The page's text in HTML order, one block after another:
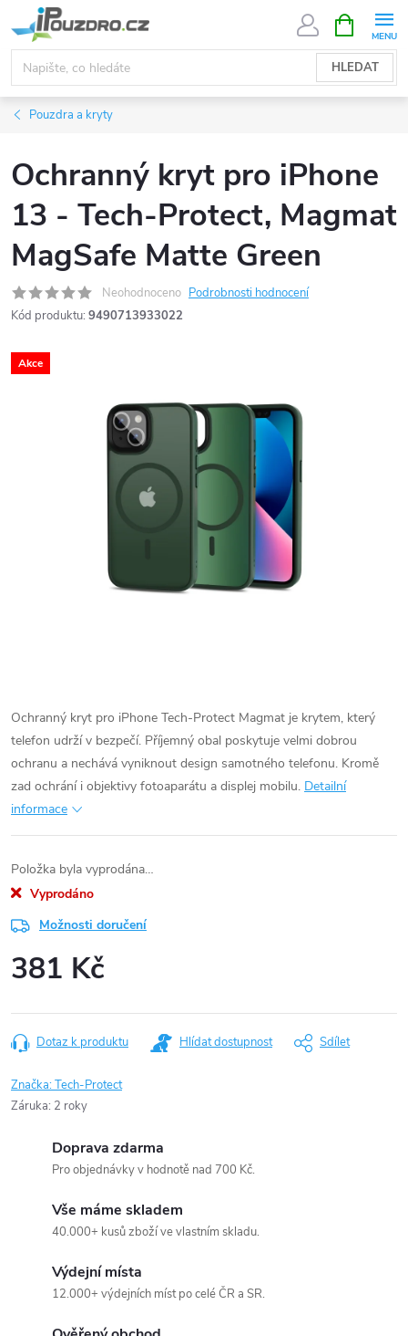
na
obsah
HLEDAT
NÁKUPNÍ
KOŠÍK
Pouzdra a kryty
Ochranný kryt pro iPhone
13 - Tech-Protect, Magmat
MagSafe Matte Green
Neohodnoceno Podrobnosti hodnocení
Kód produktu: 9490713933022
Akce
Ochranný kryt pro iPhone Tech-Protect Magmat je krytem, který
telefon udrží v bezpečí. Příjemný obal poskytuje velmi dobrou
ochranu a nechává vyniknout design samotného telefonu. Kromě
zad ochrání i objektivy fotoaparátu a displej mobilu. Detailní
informace
Položka byla vyprodána…
Vyprodáno
Možnosti doručení
381 Kč
cena:
Dotaz k produktu Hlídat dostupnost Sdílet
Značka:Tech-Protect
Záruka: 2 roky
Doprava zdarma
Pro objednávky v hodnotě nad 700 Kč.
Vše máme skladem
40.000+ kusů zboží ve vlastním skladu.
Výdejní místa
12.000+ výdejních míst po celé ČR a SR.